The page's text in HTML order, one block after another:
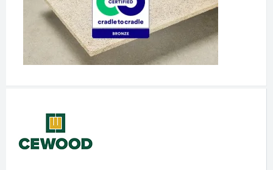
Schnelleinstiege